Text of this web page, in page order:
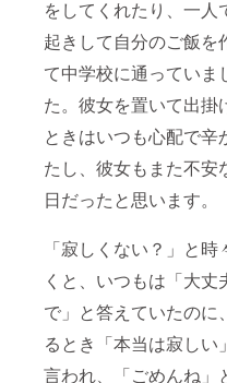
をしてくれたり、一人
起きして自分のご飯を
て中学校に通っていま
た。彼女を置いて出掛
ときはいつも心配で辛
たし、彼女もまた不安
日だったと思います。
「寂しくない？」と時
くと、いつもは「大丈
で」と答えていたのに
るとき「本当は寂しい
言われ、「ごめんね」